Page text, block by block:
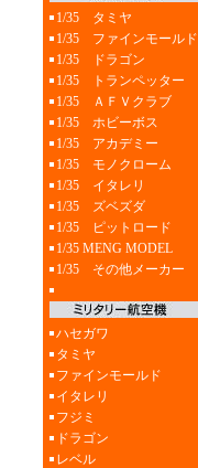
1/35 タミヤ
1/35 ファインモールド
1/35 ドラゴン
1/35 トランペッター
1/35 ＡＦＶクラブ
1/35 ホビーボス
1/35 アカデミー
1/35 モノクローム
1/35 イタレリ
1/35 ズベズダ
1/35 ピットロード
1/35 MENG MODEL
1/35 その他メーカー
ハセガワ
タミヤ
ファインモールド
イタレリ
フジミ
ドラゴン
レベル